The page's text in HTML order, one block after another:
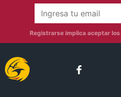
Registrarse implica aceptar los